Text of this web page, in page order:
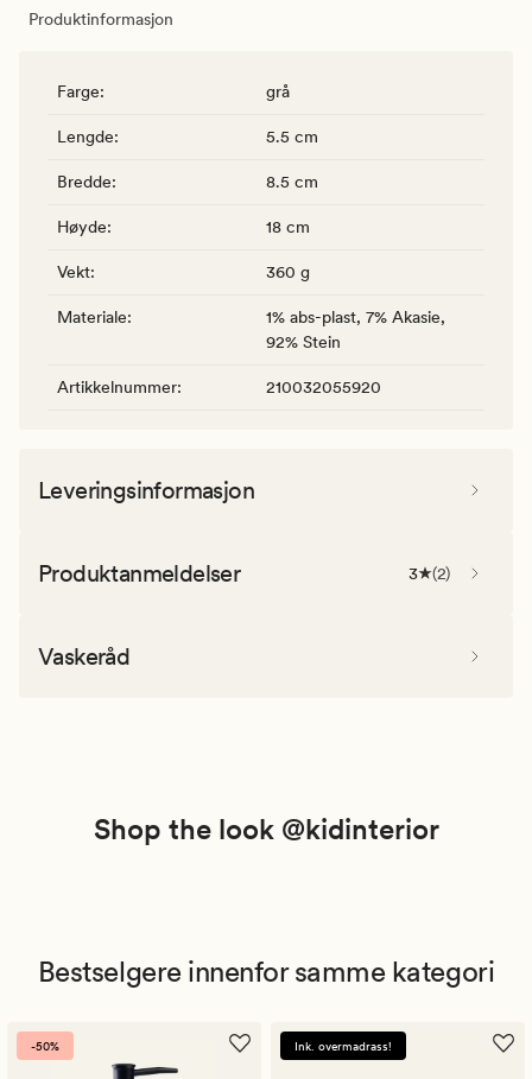
Produktinformasjon
Farge: grå
Lengde: 5.5 cm
Bredde: 8.5 cm
Høyde: 18 cm
Vekt: 360 g
Materiale:
1% abs-plast, 7% Akasie,
92% Stein
Artikkelnummer: 210032055920
Leveringsinformasjon
Produktanmeldelser 3 (2)
Vaskeråd
Shop the look @kidinterior
Bestselgere innenfor samme kategori
-50% Ink. overmadrass!